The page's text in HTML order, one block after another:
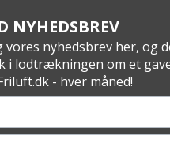
NYHEDSBREV
vores nyhedsbrev her, og
i lodtrækningen om et
- hver måned!